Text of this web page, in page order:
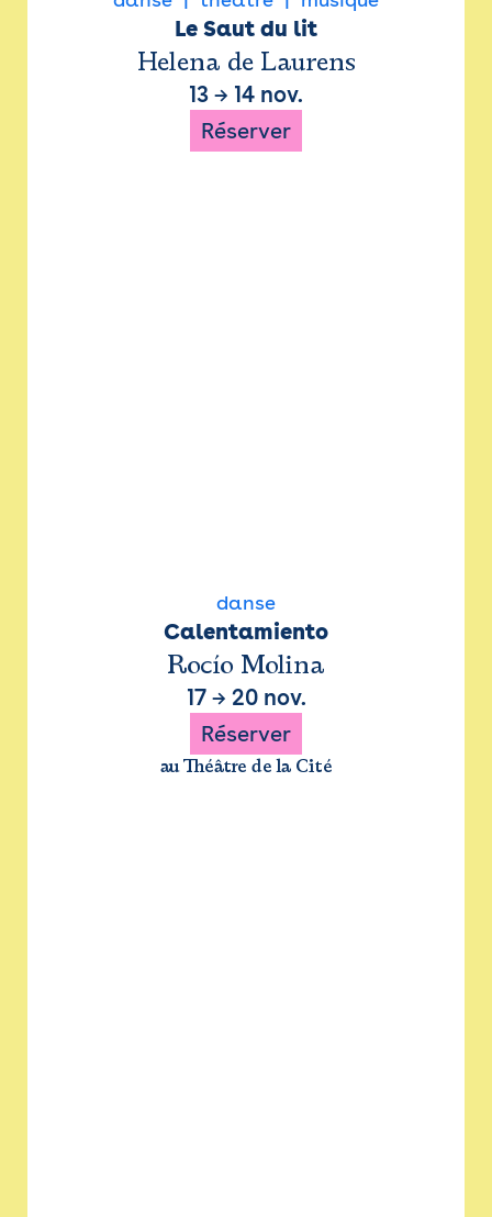
Le Saut du lit
Helena de Laurens
13 → 14 nov.
Réserver
danse
Calentamiento
Rocío Molina
17→ 20 nov.
Réserver
au Théâtre de la Cité